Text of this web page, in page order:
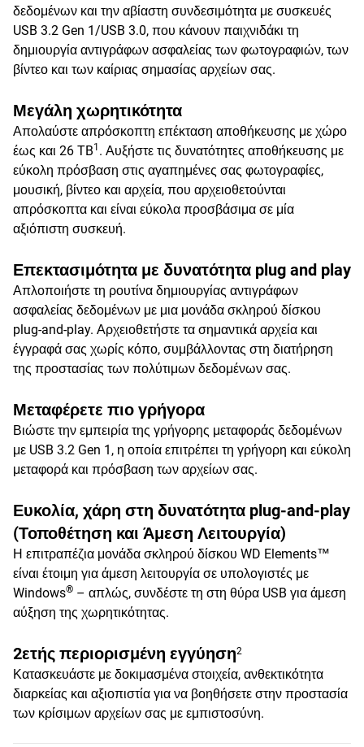
δεδομένων και την αβίαστη συνδεσιμότητα με συσκευές
USB 3.2 Gen 1/USB 3.0, που κάνουν παιχνιδάκι τη
δημιουργία αντιγράφων ασφαλείας των φωτογραφιών, των
βίντεο και των καίριας σημασίας αρχείων σας.
Μεγάλη χωρητικότητα
Απολαύστε απρόσκοπτη επέκταση αποθήκευσης με χώρο
έως και 26 TB1 . Αυξήστε τις δυνατότητες αποθήκευσης με
εύκολη πρόσβαση στις αγαπημένες σας φωτογραφίες,
μουσική, βίντεο και αρχεία, που αρχειοθετούνται
απρόσκοπτα και είναι εύκολα προσβάσιμα σε μία
αξιόπιστη συσκευή.
Επεκτασιμότητα με δυνατότητα plug and play
Απλοποιήστε τη ρουτίνα δημιουργίας αντιγράφων
ασφαλείας δεδομένων με μια μονάδα σκληρού δίσκου
plug-and-play. Αρχειοθετήστε τα σημαντικά αρχεία και
έγγραφά σας χωρίς κόπο, συμβάλλοντας στη διατήρηση
της προστασίας των πολύτιμων δεδομένων σας.
Μεταφέρετε πιο γρήγορα
Βιώστε την εμπειρία της γρήγορης μεταφοράς δεδομένων
με USB 3.2 Gen 1, η οποία επιτρέπει τη γρήγορη και εύκολη
μεταφορά και πρόσβαση των αρχείων σας.
Ευκολία, χάρη στη δυνατότητα plug-and-play
(Τοποθέτηση και Άμεση Λειτουργία)
Η επιτραπέζια μονάδα σκληρού δίσκου WD Elements™
είναι έτοιμη για άμεση λειτουργία σε υπολογιστές με
Windows® – απλώς, συνδέστε τη στη θύρα USB για άμεση
αύξηση της χωρητικότητας.
2ετής περιορισμένη εγγύηση2
Κατασκευάστε με δοκιμασμένα στοιχεία, ανθεκτικότητα
διαρκείας και αξιοπιστία για να βοηθήσετε στην προστασία
των κρίσιμων αρχείων σας με εμπιστοσύνη.